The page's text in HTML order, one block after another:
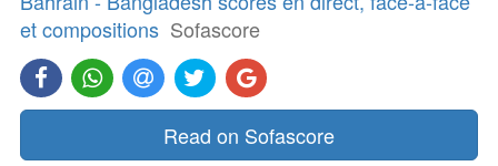
et compositions Sofascore
Read on Sofascore